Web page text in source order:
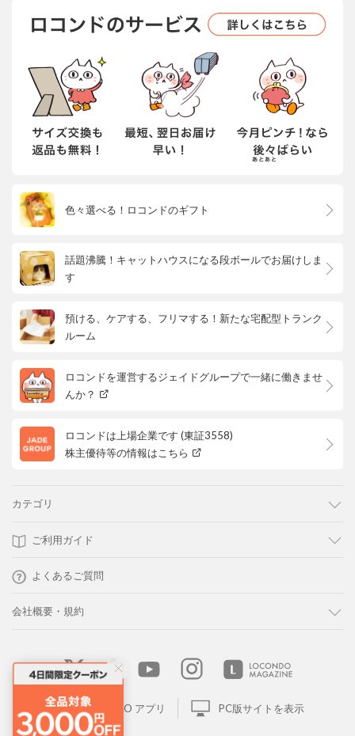
色々選べる！ロコンドのギフト
話題沸騰！キャットハウスになる段ボールでお届けしま
す
預ける、ケアする、フリマする！新たな宅配型トランク
ルーム
ロコンドを運営するジェイドグループで一緒に働きませ
んか？
ロコンドは上場企業です (東証3558)
株主優待等の情報はこちら
カテゴリ
ご利用ガイド
よくあるご質問
会社概要・規約
LOCONDO アプリ PC版サイトを表示